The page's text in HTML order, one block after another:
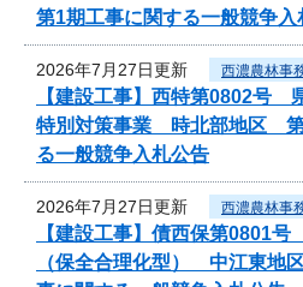
第1期工事に関する一般競争入
2026年7月27日更新 西濃農林事
【建設工事】西特第0802号
特別対策事業 時北部地区 第
る一般競争入札公告
2026年7月27日更新 西濃農林事
【建設工事】債西保第0801
（保全合理化型） 中江東地